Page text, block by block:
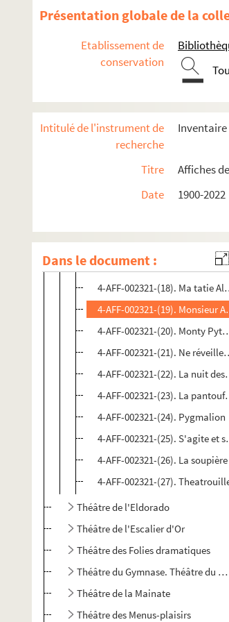
Présentation globale de la
Etablissement de
conservation
Intitulé de l'instrument de
recherche
Inventaire
Titre
Affiches
Date
1900-2022
Dans le document :
4-AFF-002321-(05). Bêtes de
4-AFF-002321-(07). Le Cid
4-AFF-002321-(14). Comic
4-AFF-002321-(09). Fame
4-AFF-002321-(10). Faut-il tuer
4-AFF-002321-(13). Je me
4-AFF-002321-(16). La main
4-AFF-002321-(17). Marciel en
4-AFF-002321-(18). Ma tatie
4-AFF-002321-(19). Monsieur
4-AFF-002321-(20). Monty
4-AFF-002321-(21). Ne réveillez
4-AFF-002321-(22). La nuit des
4-AFF-002321-(23). La
4-AFF-002321-(24). Pygmalion
4-AFF-002321-(25). S'agite et
4-AFF-002321-(26). La soupière
4-AFF-002321-(27).
Théâtre de l'Eldorado
Théâtre de l'Escalier d'Or
Théâtre des Folies dramatiques
Théâtre du Gymnase. Théâtre du
Théâtre de la Mainate
Théâtre des Menus-plaisirs